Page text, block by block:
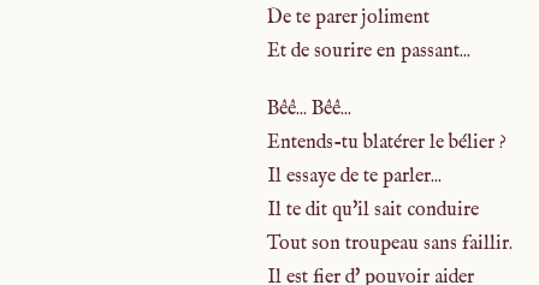
De te parer joliment
Et de sourire en passant...
Bêê... Bêê...
Entends-tu blatérer le bélier ?
Il essaye de te parler...
Il te dit qu'il sait conduire
Tout son troupeau sans faillir.
Il est fier d' pouvoir aider